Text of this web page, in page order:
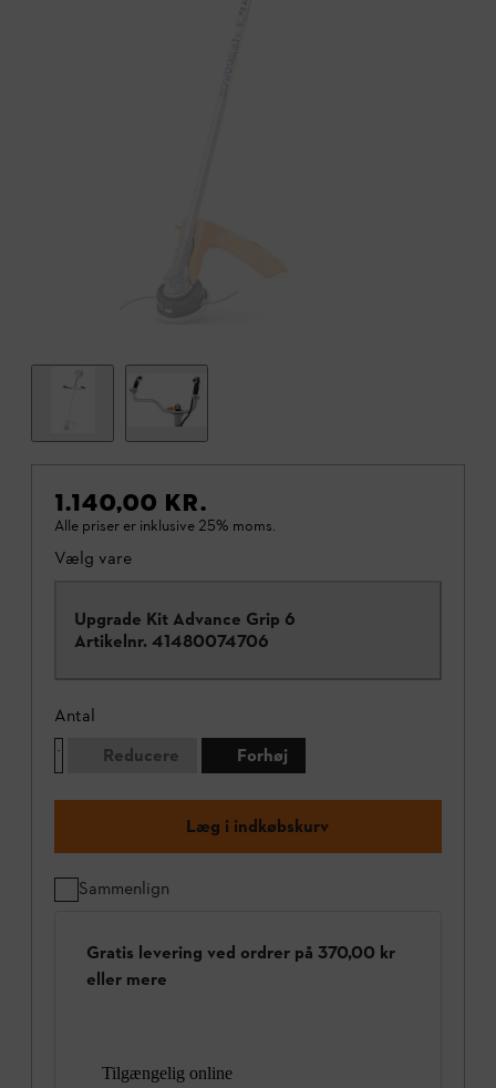
1.140,00 KR.
Alle priser er inklusive 25% moms.
Vælg vare
Upgrade Kit Advance Grip 6
Artikelnr. 41480074706
Antal
Reducere
Forhøj
Læg i indkøbskurv
Sammenlign
Gratis levering ved ordrer på 370,00 kr
eller mere
Tilgængelig online